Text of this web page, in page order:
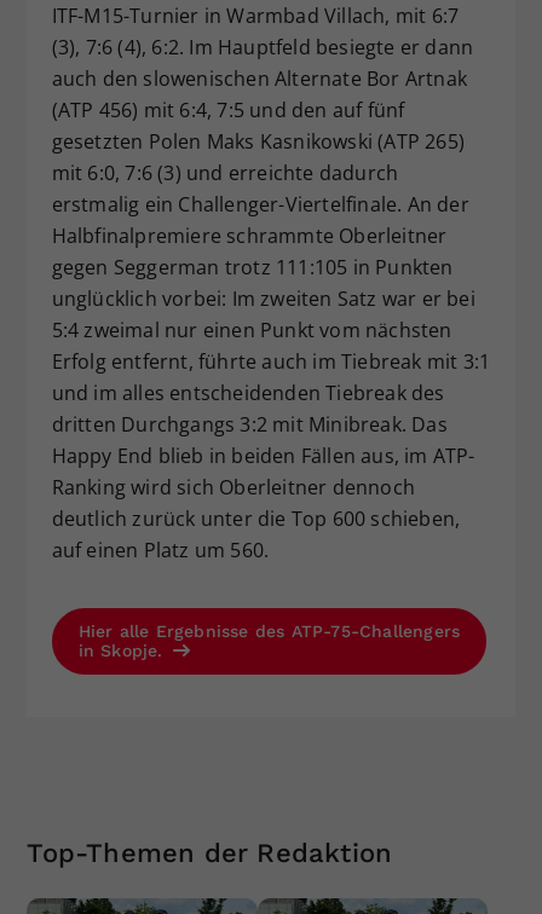
ITF-M15-Turnier in Warmbad Villach, mit 6:7
(3), 7:6 (4), 6:2. Im Hauptfeld besiegte er dann
auch den slowenischen Alternate Bor Artnak
(ATP 456) mit 6:4, 7:5 und den auf fünf
gesetzten Polen Maks Kasnikowski (ATP 265)
mit 6:0, 7:6 (3) und erreichte dadurch
erstmalig ein Challenger-Viertelfinale. An der
Halbfinalpremiere schrammte Oberleitner
gegen Seggerman trotz 111:105 in Punkten
unglücklich vorbei: Im zweiten Satz war er bei
5:4 zweimal nur einen Punkt vom nächsten
Erfolg entfernt, führte auch im Tiebreak mit 3:1
und im alles entscheidenden Tiebreak des
dritten Durchgangs 3:2 mit Minibreak. Das
Happy End blieb in beiden Fällen aus, im ATP-
Ranking wird sich Oberleitner dennoch
deutlich zurück unter die Top 600 schieben,
auf einen Platz um 560.
Hier alle Ergebnisse des ATP-75-Challengers
in Skopje.
Top-Themen der Redaktion